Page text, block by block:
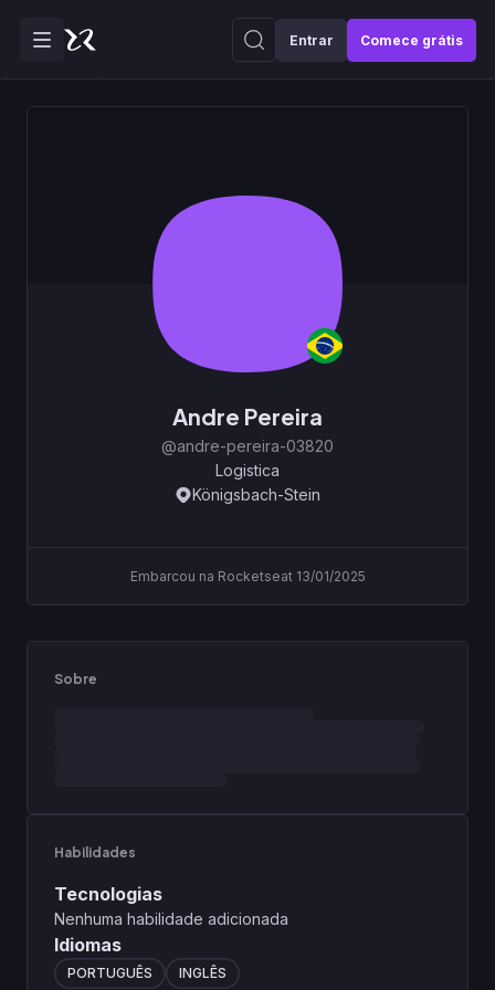
Entrar Comece grátis
Andre Pereira
@andre-pereira-03820
Logistica
Königsbach-Stein
Embarcou na Rocketseat 13/01/2025
Sobre
Habilidades
Tecnologias
Nenhuma habilidade adicionada
Idiomas
PORTUGUÊS INGLÊS